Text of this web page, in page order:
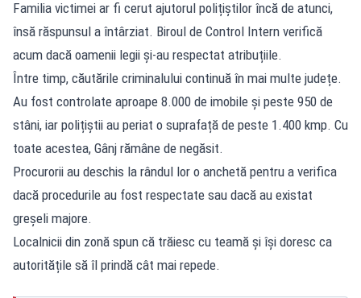
Familia victimei ar fi cerut ajutorul polițiștilor încă de atunci,
însă răspunsul a întârziat. Biroul de Control Intern verifică
acum dacă oamenii legii și-au respectat atribuțiile.
Între timp, căutările criminalului continuă în mai multe județe.
Au fost controlate aproape 8.000 de imobile și peste 950 de
stâni, iar polițiștii au periat o suprafață de peste 1.400 kmp. Cu
toate acestea, Gânj rămâne de negăsit.
Procurorii au deschis la rândul lor o anchetă pentru a verifica
dacă procedurile au fost respectate sau dacă au existat
greșeli majore.
Localnicii din zonă spun că trăiesc cu teamă și își doresc ca
autoritățile să îl prindă cât mai repede.